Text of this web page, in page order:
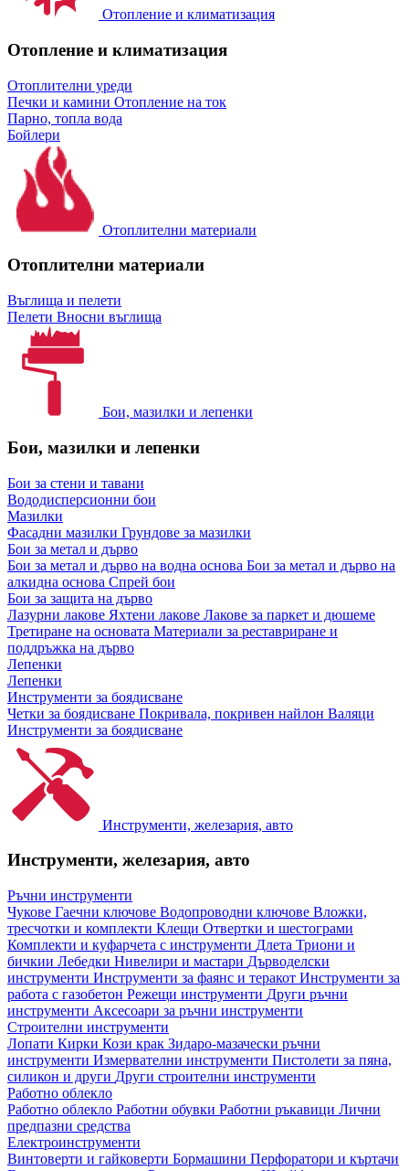
Отопление и климатизация
Отопление и климатизация
Отоплителни уреди
Печки и камини Отопление на ток
Парно, топла вода
Бойлери
Отоплителни материали
Отоплителни материали
Въглища и пелети
Пелети Вносни въглища
Бои, мазилки и лепенки
Бои, мазилки и лепенки
Бои за стени и тавани
Вододисперсионни бои
Мазилки
Фасадни мазилки Грундове за мазилки
Бои за метал и дърво
Бои за метал и дърво на водна основа Бои за метал и дърво на
алкидна основа Спрей бои
Бои за защита на дърво
Лазурни лакове Яхтени лакове Лакове за паркет и дюшеме
Третиране на основата Материали за реставриране и
поддръжка на дърво
Лепенки
Лепенки
Инструменти за боядисване
Четки за боядисване Покривала, покривен найлон Валяци
Инструменти за боядисване
Инструменти, железария, авто
Инструменти, железария, авто
Ръчни инструменти
Чукове Гаечни ключове Водопроводни ключове Вложки,
тресчотки и комплекти Клещи Отвертки и шестограми
Комплекти и куфарчета с инструменти Длета Триони и
бичкии Лебедки Нивелири и мастари Дърводелски
инструменти Инструменти за фаянс и теракот Инструменти за
работа с газобетон Режещи инструменти Други ръчни
инструменти Аксесоари за ръчни инструменти
Строителни инструменти
Лопати Кирки Кози крак Зидаро-мазачески ръчни
инструменти Измервателни инструменти Пистолети за пяна,
силикон и други Други строителни инструменти
Работно облекло
Работно облекло Работни обувки Работни ръкавици Лични
предпазни средства
Електроинструменти
Винтоверти и гайковерти Бормашини Перфоратори и къртачи